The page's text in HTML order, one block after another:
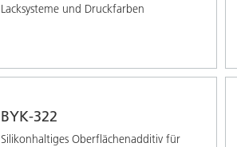
Lacksysteme und Druckfarben
BYK-322
Silikonhaltiges Oberflächenadditiv für